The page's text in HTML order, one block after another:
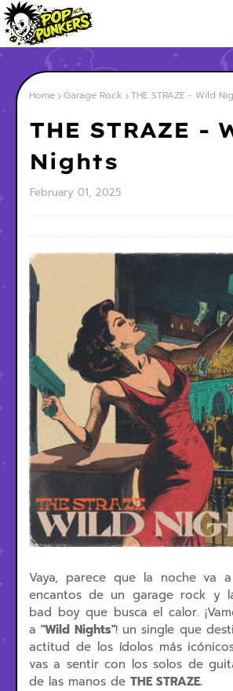
Home Garage Rock THE STRAZE - Wild
THE STRAZE -
Nights
February 01, 2025
Vaya, parece que la noche va
encantos de un garage rock y
bad boy que busca el calor.
a"Wild Nights"! un single que
actitud de los ídolos más
vas a sentir con los solos de
de las manos de THE STRAZE.